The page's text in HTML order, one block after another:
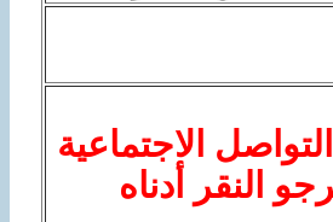
الاجتماعية
النقر أدناه